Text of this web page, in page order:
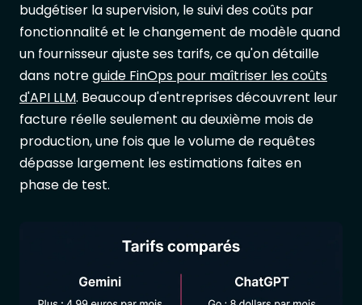
budgétiser la supervision, le suivi des coûts par
fonctionnalité et le changement de modèle quand
un fournisseur ajuste ses tarifs, ce qu'on détaille
dans notreguide FinOps pour maîtriser les coûts
d'API LLM. Beaucoup d'entreprises découvrent leur
facture réelle seulement au deuxième mois de
production, une fois que le volume de requêtes
dépasse largement les estimations faites en
phase de test.